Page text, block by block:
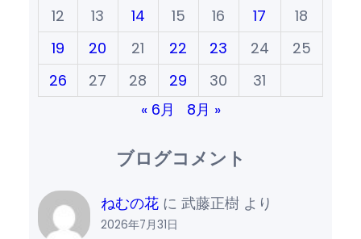
12
13 14 15 16 17
18
19
20 21 22 23 24
25
26
27 28 29 30
31
« 6月
8月 »
ブログコメント
ねむの花 に武藤正樹 より
2026年7月31日